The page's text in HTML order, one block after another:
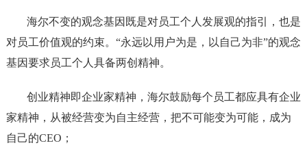
海尔不变的观念基因既是对员工个人发展观的指引，也是
对员工价值观的约束。“永远以用户为是，以自己为非”的观念
基因要求员工个人具备两创精神。
创业精神即企业家精神，海尔鼓励每个员工都应具有企业
家精神，从被经营变为自主经营，把不可能变为可能，成为
自己的CEO；